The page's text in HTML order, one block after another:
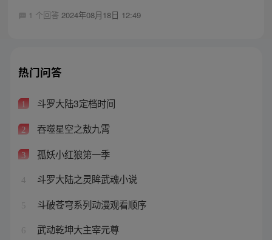
1 个回答 2024年08月18日 12:49
热门问答
1 斗罗大陆3定档时间
2 吞噬星空之敖九霄
3 孤妖小红狼第一季
4 斗罗大陆之灵眸武魂小说
5 斗破苍穹系列动漫观看顺序
6 武动乾坤大主宰元尊